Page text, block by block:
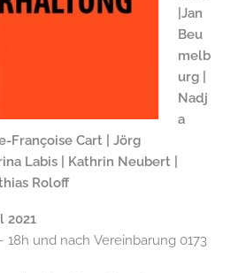
|Jan
Beu
melb
urg |
Nadj
a
Françoise Cart | Jörg
Labis | Kathrin Neubert |
Roloff
2021
18h und nach Vereinbarung 0173